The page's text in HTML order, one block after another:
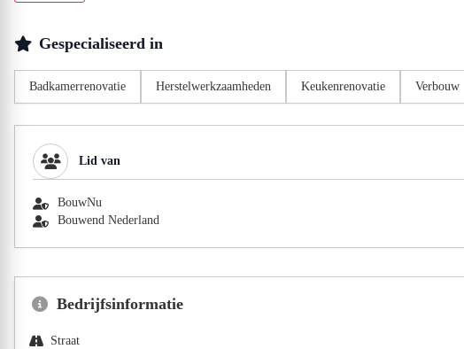
Gespecialiseerd in
Badkamerrenovatie Herstelwerkzaamheden Keukenrenovatie Verbouw
Lid van
BouwNu
Bouwend Nederland
Bedrijfsinformatie
Straat